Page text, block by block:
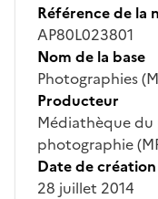
Référence de la
AP80L023801
Nom de la base
Photographies
Producteur
Médiathèque
photographie
Date de
28 juillet 2014